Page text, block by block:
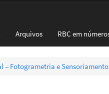
Arquivos RBC em
– Fotogrametria e